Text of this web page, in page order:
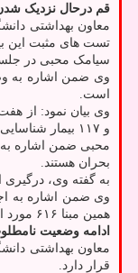
قم درحال نزدیک
تست های مثبت این
سیامک محبی در
است.
و ۱۱۷ بیمار شناسایی شده است و به نظر می آید با قله پیک پنجم در شرایط کنونی تفاوتی نداریم.
بحران هستند.
به گفته وی، درگیری
همین مبنا ۶۱۶ مورد اخطار داده شده و ۱۱ مرکز هم پلمپ شده است.
ادامه وضعیت
معاون بهداشتی
قرار دارد.